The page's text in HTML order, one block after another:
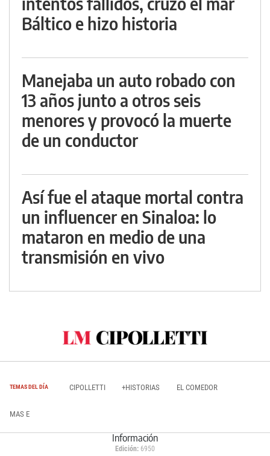
Báltico e hizo historia
Manejaba un auto robado con
13 años junto a otros seis
menores y provocó la muerte
de un conductor
Así fue el ataque mortal contra
un influencer en Sinaloa: lo
mataron en medio de una
transmisión en vivo
TEMAS DEL DÍA CIPOLLETTI +HISTORIAS EL COMEDOR
MAS E
Información
Edición: 6950